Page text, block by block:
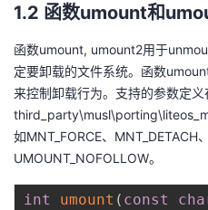
1.2 函数umount和
函数umount, umount2用于
定要卸载的文件系统。函数
来控制卸载行为。支持的参数定义
如MNT_FORCE、MNT_DETACH
UMOUNT_NOFOLLOW。
int umount ( const